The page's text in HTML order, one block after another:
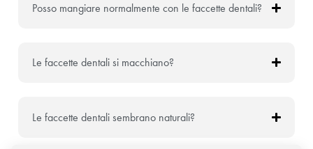
Posso mangiare normalmente con le faccette dentali?
Le faccette dentali si macchiano?
Le faccette dentali sembrano naturali?